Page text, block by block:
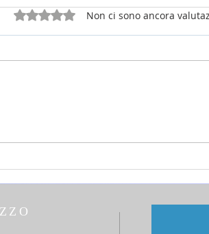
Valutazione 0 stelle su 5.
Non ci sono ancora